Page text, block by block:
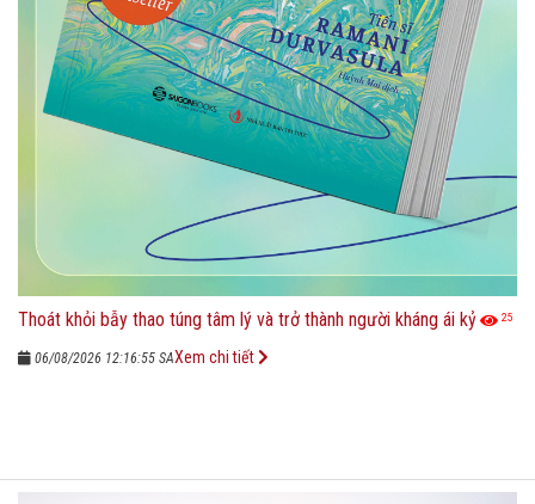
Thoát khỏi bẫy thao túng tâm lý và trở thành người kháng ái kỷ 25
06/08/2026 12:16:55 SAXem chi tiết